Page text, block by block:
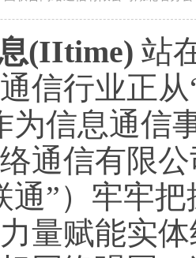
(IItime) 站
信行业正
为信息通信
通信有限
通”）牢牢
量赋能实